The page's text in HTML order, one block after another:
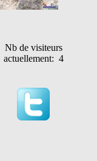
Nb de visiteurs
actuellement: 4